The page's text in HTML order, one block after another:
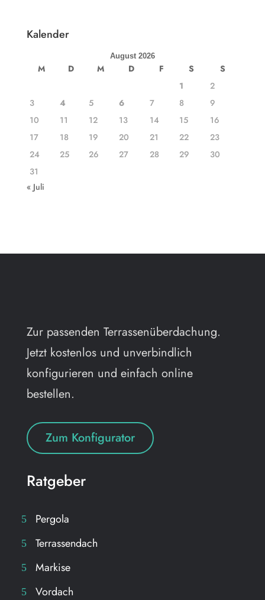
Kalender
August 2026
M D M D F S
S
1
2
3
4 5 6 7 8
9
10
11 12 13 14 15
16
17
18 19 20 21 22
23
24
25 26 27 28 29
30
31
« Juli
Zur passenden Terrassenüberdachung.
Jetzt kostenlos und unverbindlich
konfigurieren und einfach online
bestellen.
Zum Konfigurator
Ratgeber
Pergola
Terrassendach
Markise
Vordach